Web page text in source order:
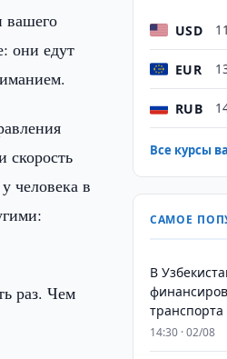
вашего
они едут
скорость
человека в
раз. Чем
USD
EUR
RUB
Все курсы
САМОЕ
В
транспорта
14:30 · 02/08